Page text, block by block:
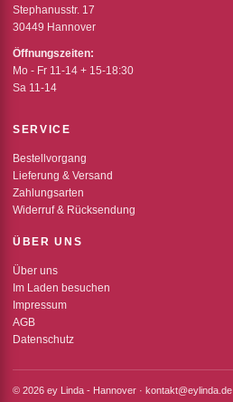
Stephanusstr. 17
30449 Hannover
Öffnungszeiten:
Mo - Fr 11-14 + 15-18:30
Sa 11-14
SERVICE
Bestellvorgang
Lieferung & Versand
Zahlungsarten
Widerruf & Rücksendung
ÜBER UNS
Über uns
Im Laden besuchen
Impressum
AGB
Datenschutz
© 2026 ey Linda - Hannover · kontakt@eylinda.de